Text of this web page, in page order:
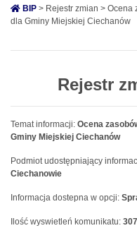
BIP > Rejestr zmian > Ocena
dla Gminy Miejskiej Ciechanów
Rejestr
Temat informacji: Ocena
Gminy Miejskiej Ciechanów
Podmiot udostępniający
Ciechanowie
Informacja dostepna w opcji:
Ilość wyswietleń komunikatu: